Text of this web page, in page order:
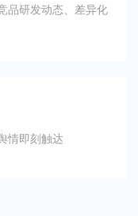
品研发动态、差异化
情即刻触达